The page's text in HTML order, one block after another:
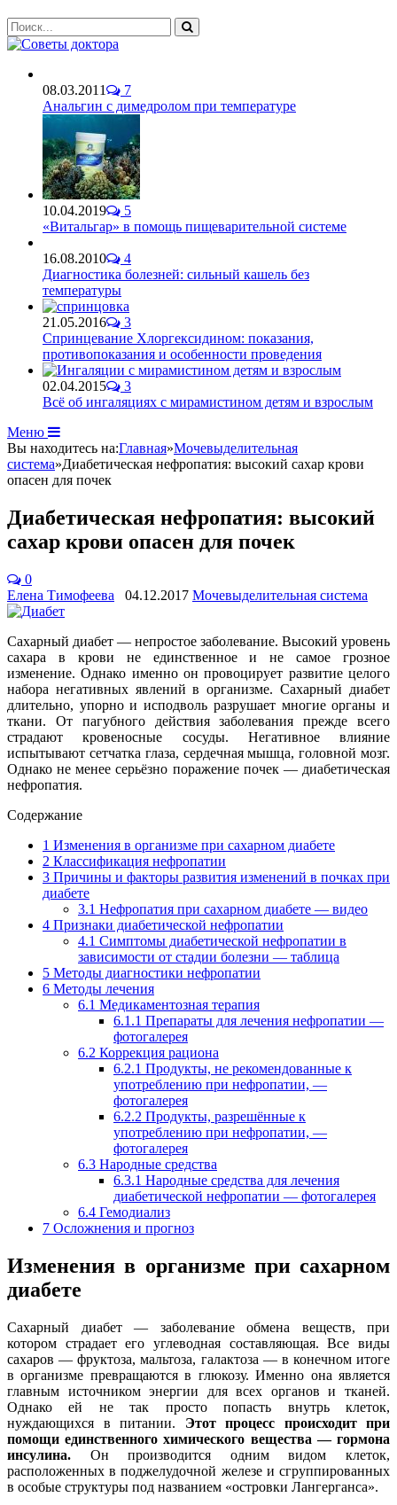
08.03.2011
7
Анальгин с димедролом при температуре
10.04.2019
5
«Витальгар» в помощь пищеварительной системе
16.08.2010
4
Диагностика болезней: сильный кашель без
температуры
21.05.2016
3
Спринцевание Хлоргексидином: показания,
противопоказания и особенности проведения
02.04.2015
3
Всё об ингаляциях с мирамистином детям и взрослым
Меню
Вы находитесь на:Главная»Мочевыделительная
система»Диабетическая нефропатия: высокий сахар крови
опасен для почек
Диабетическая нефропатия: высокий
сахар крови опасен для почек
0
Елена Тимофеева
04.12.2017 Мочевыделительная система
Сахарный диабет — непростое заболевание. Высокий уровень
сахара в крови не единственное и не самое грозное
изменение. Однако именно он провоцирует развитие целого
набора негативных явлений в организме. Сахарный диабет
длительно, упорно и исподволь разрушает многие органы и
ткани. От пагубного действия заболевания прежде всего
страдают кровеносные сосуды. Негативное влияние
испытывают сетчатка глаза, сердечная мышца, головной мозг.
Однако не менее серьёзно поражение почек — диабетическая
нефропатия.
Содержание
1 Изменения в организме при сахарном диабете
2 Классификация нефропатии
3 Причины и факторы развития изменений в почках при
диабете
3.1 Нефропатия при сахарном диабете — видео
4 Признаки диабетической нефропатии
4.1 Симптомы диабетической нефропатии в
зависимости от стадии болезни — таблица
5 Методы диагностики нефропатии
6 Методы лечения
6.1 Медикаментозная терапия
6.1.1 Препараты для лечения нефропатии —
фотогалерея
6.2 Коррекция рациона
6.2.1 Продукты, не рекомендованные к
употреблению при нефропатии, —
фотогалерея
6.2.2 Продукты, разрешённые к
употреблению при нефропатии, —
фотогалерея
6.3 Народные средства
6.3.1 Народные средства для лечения
диабетической нефропатии — фотогалерея
6.4 Гемодиализ
7 Осложнения и прогноз
Изменения в организме при сахарном
диабете
Сахарный диабет — заболевание обмена веществ, при
котором страдает его углеводная составляющая. Все виды
сахаров — фруктоза, мальтоза, галактоза — в конечном итоге
в организме превращаются в глюкозу. Именно она является
главным источником энергии для всех органов и тканей.
Однако ей не так просто попасть внутрь клеток,
нуждающихся в питании. Этот процесс происходит при
помощи единственного химического вещества — гормона
инсулина. Он производится одним видом клеток,
расположенных в поджелудочной железе и сгруппированных
в особые структуры под названием «островки Лангерганса».